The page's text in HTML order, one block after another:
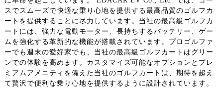
スでスムーズで快適な乗り心地を提供する最高品質のゴルフカ
ートを提供することに尽力しています。当社の最高級ゴルフカ
ートには、強力な電動モーター、長持ちするバッテリー、ゲー
ムを強化する革新的な機能が搭載されています。プロゴルファ
ーでも週末の愛好家でも、当社の最高級ゴルフカートはグリー
ンでの体験を高めます。カスタマイズ可能なオプションとプレ
ミアムアメニティを備えた当社のゴルフカートは、期待を超え
て贅沢で便利な乗り心地を提供するように設計されています。